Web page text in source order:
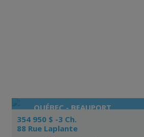
QUÉBEC - BEAUPORT
354 950 $ -3 Ch.
88 Rue Laplante